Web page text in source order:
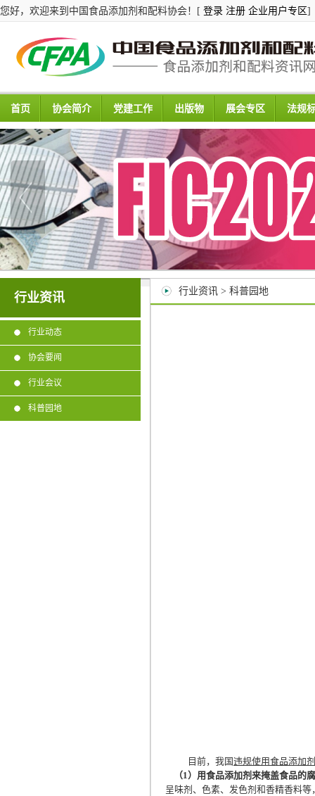
您好，欢迎来到中国食品添加剂和配料协会！[ 登录 注册 企业用户专区]
首页 协会简介 党建工作 出版物 展会专区 法规
行业资讯
行业动态
协会要闻
行业会议
科普园地
行业资讯 > 科普园地
目前，我国违规使用食品添加剂
（1）用食品添加剂来掩盖食品的
呈味剂、色素、发色剂和香精香料